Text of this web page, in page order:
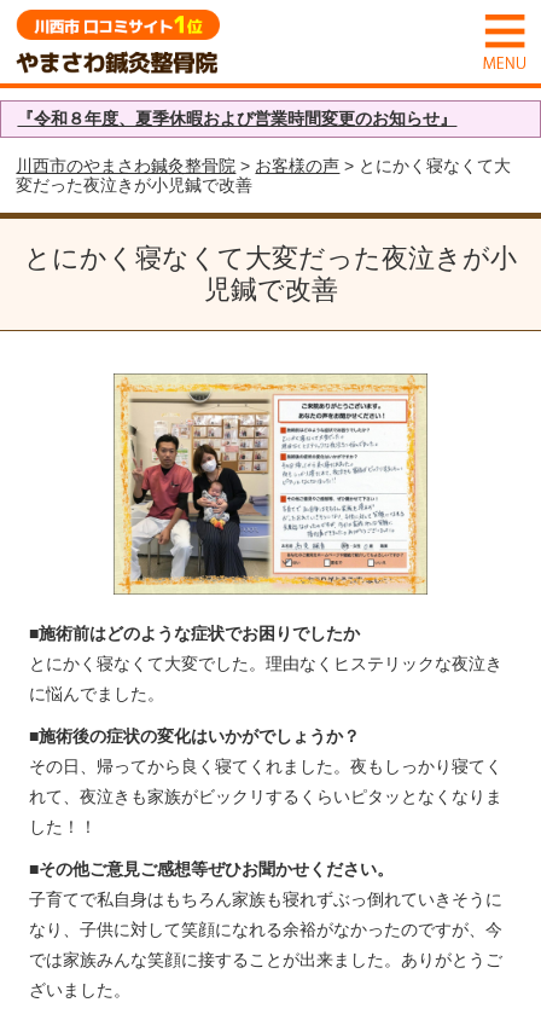
『令和８年度、夏季休暇および営業時間変更のお知らせ』
川西市のやまさわ鍼灸整骨院 > お客様の声 > とにかく寝なくて大
変だった夜泣きが小児鍼で改善
とにかく寝なくて大変だった夜泣きが小
児鍼で改善
■施術前はどのような症状でお困りでしたか
とにかく寝なくて大変でした。理由なくヒステリックな夜泣き
に悩んでました。
■施術後の症状の変化はいかがでしょうか？
その日、帰ってから良く寝てくれました。夜もしっかり寝てく
れて、夜泣きも家族がビックリするくらいピタッとなくなりま
した！！
■その他ご意見ご感想等ぜひお聞かせください。
子育てで私自身はもちろん家族も寝れずぶっ倒れていきそうに
なり、子供に対して笑顔になれる余裕がなかったのですが、今
では家族みんな笑顔に接することが出来ました。ありがとうご
ざいました。